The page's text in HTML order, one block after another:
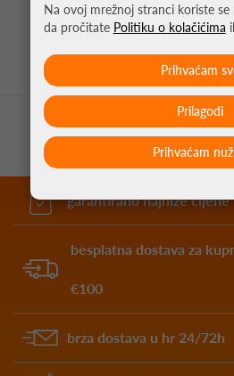
1,05 €
garantirano najniže cijene
besplatna dostava za
€100
brza dostava u hr 24/72h
Na ovoj mrežnoj stranci koriste se
da pročitate Politiku o kolačićima
Prihvaćam
Prilagodi
Prihvaćam